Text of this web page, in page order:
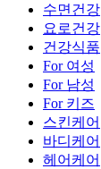
수면건강
요로건강
건강식품
For 여성
For 남성
For 키즈
스킨케어
바디케어
헤어케어